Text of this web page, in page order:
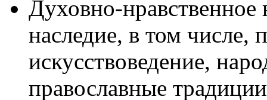
Духовно-нравственное
наследие, в том числе,
искусствоведение,
православные